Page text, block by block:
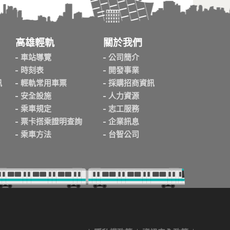
高雄輕軌
車站導覽
時刻表
輕軌常用車票
安全設施
乘車規定
票卡搭乘證明查詢
乘車方法
關於我們
公司簡介
開發事業
採購招商資訊
人力資源
志工服務
企業訊息
台智公司